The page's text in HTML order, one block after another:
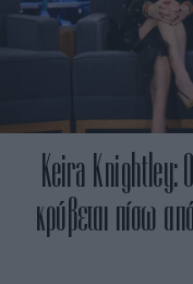
Keira Knightley:
κρύβεται πίσω